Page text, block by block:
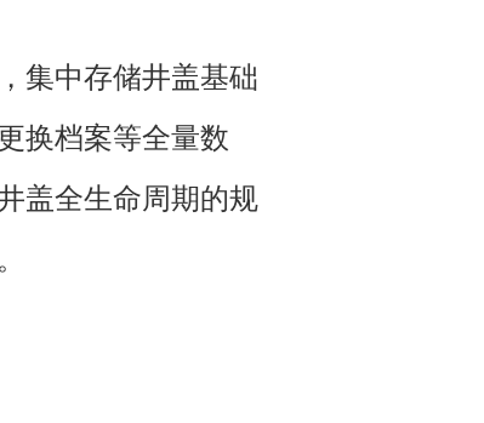
集中存储井盖基础
换档案等全量数
盖全生命周期的规